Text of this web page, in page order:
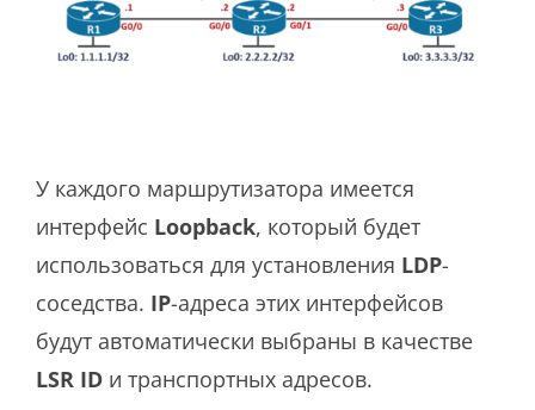
У каждого маршрутизатора имеется
интерфейс Loopback, который будет
использоваться для установления LDP-
соседства. IP-адреса этих интерфейсов
будут автоматически выбраны в качестве
LSR ID и транспортных адресов.